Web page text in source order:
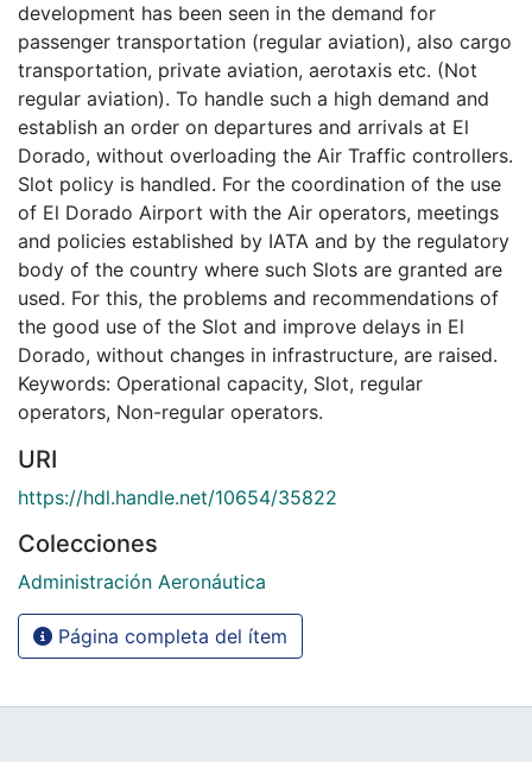
development has been seen in the demand for
passenger transportation (regular aviation), also cargo
transportation, private aviation, aerotaxis etc. (Not
regular aviation). To handle such a high demand and
establish an order on departures and arrivals at El
Dorado, without overloading the Air Traffic controllers.
Slot policy is handled. For the coordination of the use
of El Dorado Airport with the Air operators, meetings
and policies established by IATA and by the regulatory
body of the country where such Slots are granted are
used. For this, the problems and recommendations of
the good use of the Slot and improve delays in El
Dorado, without changes in infrastructure, are raised.
Keywords: Operational capacity, Slot, regular
operators, Non-regular operators.
URI
https://hdl.handle.net/10654/35822
Colecciones
Administración Aeronáutica
Página completa del ítem